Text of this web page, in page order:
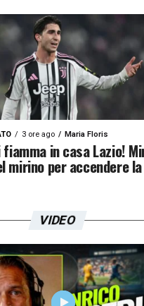
3 ore ago Maria Floris
in casa Lazio!
mirino per accendere la
VIDEO